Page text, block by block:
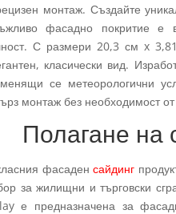
монтаж. Създайте
фасадно покритие е
С размери 20,3 см x
класически вид.
се метеорологични
монтаж без необходимост
Полагане на
фасаденсайдинг
за жилищни и търговски
е предназначена за